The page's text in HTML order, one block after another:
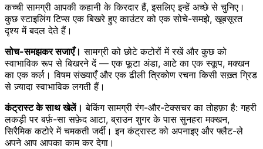
कच्ची सामग्री आपकी कहानी के किरदार हैं, इसलिए इन्हें अच्छे से चुनिए।
कुछ स्टाइलिंग टिप्स एक बिखरे हुए काउंटर को एक सोचे-समझे, खूबसूरत
दृश्य में बदल देते हैं।
सोच-समझकर सजाएँ। सामग्री को छोटे कटोरों में रखें और कुछ को
स्वाभाविक रूप से बिखरने दें — एक फूटा अंडा, आटे का एक स्कूप, मक्खन
का एक कर्ल। विषम संख्याएँ और एक ढीली त्रिकोण रचना किसी सख़्त ग्रिड
से ज़्यादा स्वाभाविक लगती हैं।
कंट्रास्ट के साथ खेलें। बेकिंग सामग्री रंग-और-टेक्सचर का तोहफ़ा है: गहरी
लकड़ी पर बर्फ़-सा सफ़ेद आटा, ब्राउन शुगर के पास सुनहरा मक्खन,
सिरैमिक कटोरे में चमकती जर्दी। इन कंट्रास्ट को अपनाइए और फ्लैट-ले
अपने आप आपका काम कर देगा।